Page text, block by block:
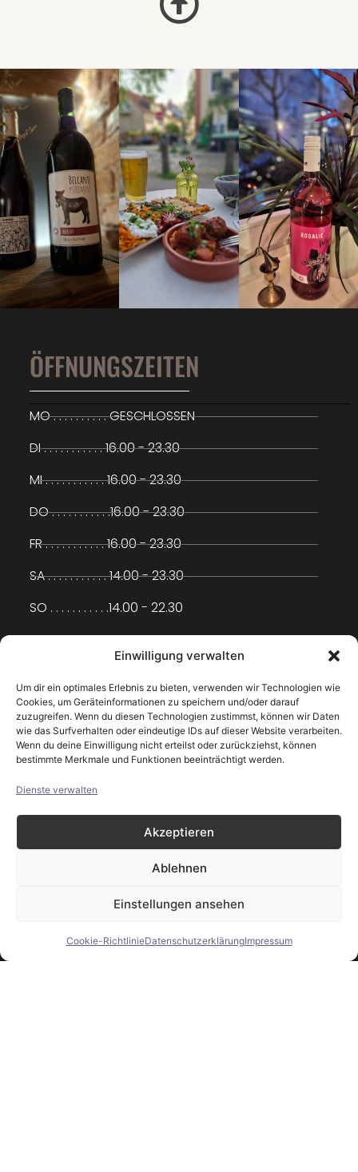
Einwilligung verwalten
Um dir ein optimales Erlebnis zu bieten, verwenden wir Technologien wie
Cookies, um Geräteinformationen zu speichern und/oder darauf
zuzugreifen. Wenn du diesen Technologien zustimmst, können wir Daten
wie das Surfverhalten oder eindeutige IDs auf dieser Website verarbeiten.
Wenn du deine Einwilligung nicht erteilst oder zurückziehst, können
bestimmte Merkmale und Funktionen beeinträchtigt werden.
Dienste verwalten
Akzeptieren
Ablehnen
Einstellungen ansehen
Cookie-RichtlinieDatenschutzerklärungImpressum
ÖFFNUNGSZEITEN
MO . . . . . . . . . . GESCHLOSSEN
DI . . . . . . . . . . . 16.00 - 23.30
MI . . . . . . . . . . . 16.00 - 23.30
DO . . . . . . . . . . .16.00 - 23.30
FR . . . . . . . . . . . 16.00 - 23.30
SA . . . . . . . . . . . 14.00 - 23.30
SO . . . . . . . . . . .14.00 - 22.30
ADRESSE
BERLINER STR. 35
28203 BREMEN
LINK
DATENSCHUTZERKLÄRUNG
COOKIE-RICHTLINIE (EU)
KONTAKT